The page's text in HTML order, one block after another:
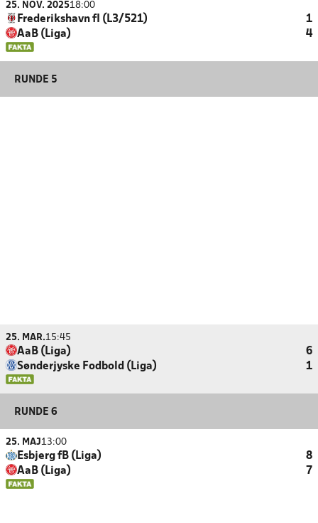
25. NOV. 202518:00
Frederikshavn fI (L3/521)
1
AaB (Liga)
4
RUNDE 5
25. MAR.15:45
AaB (Liga)
6
Sønderjyske Fodbold (Liga)
1
RUNDE 6
25. MAJ13:00
Esbjerg fB (Liga)
8
AaB (Liga)
7